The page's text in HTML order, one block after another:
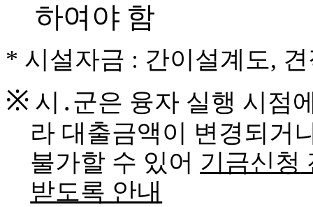
하여야 함
* 시설자금 : 간이설계도 ,
※ 시 ․군은 융자 실행 시점
라 대출금액이 변경되거
불가할 수 있어 기금신청
받도록 안내